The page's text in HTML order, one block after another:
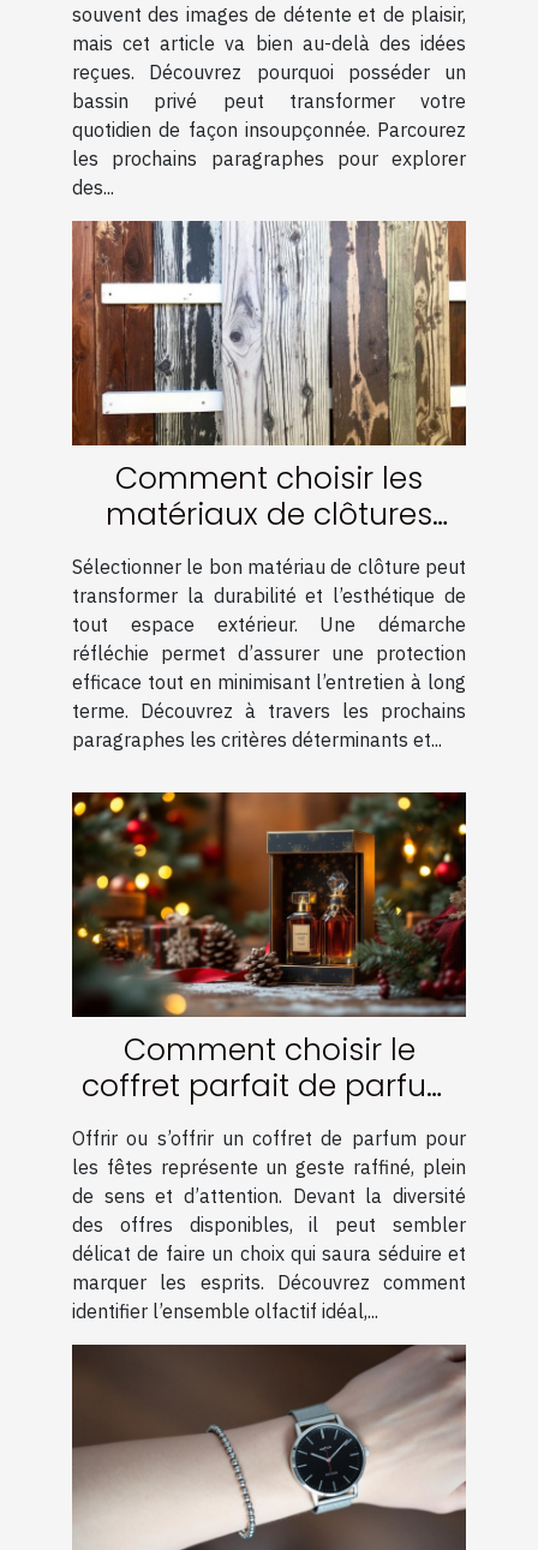
souvent des images de détente et de plaisir,
mais cet article va bien au-delà des idées
reçues. Découvrez pourquoi posséder un
bassin privé peut transformer votre
quotidien de façon insoupçonnée. Parcourez
les prochains paragraphes pour explorer
des...
Comment choisir les
matériaux de clôtures
pour une durabilité
optimale ?
Sélectionner le bon matériau de clôture peut
transformer la durabilité et l’esthétique de
tout espace extérieur. Une démarche
réfléchie permet d’assurer une protection
efficace tout en minimisant l’entretien à long
terme. Découvrez à travers les prochains
paragraphes les critères déterminants et...
Comment choisir le
coffret parfait de parfum
pour les fêtes ?
Offrir ou s’offrir un coffret de parfum pour
les fêtes représente un geste raffiné, plein
de sens et d’attention. Devant la diversité
des offres disponibles, il peut sembler
délicat de faire un choix qui saura séduire et
marquer les esprits. Découvrez comment
identifier l’ensemble olfactif idéal,...